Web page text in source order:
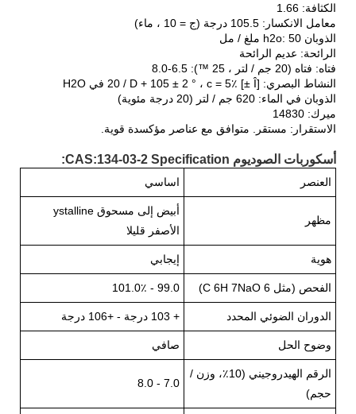
الكثافة: 1.66
معامل الانكسار: 105.5 درجة (ج = 10 ، ماء)
الذوبان h2o: 50 ملغ / مل
الرائحة: عديم الرائحة
فتاه: فتاه (20 جم / لتر ، 25 ™): 6.5-8.0
النشاط البصري: [Î ±] 20 / D + 105 ± 2 ° ، c = 5٪ في H2O
الذوبان في الماء: 620 جم / لتر (20 درجة مئوية)
ميرك: 14830
الاستقرار: مستقر. متوافق مع عناصر مؤكسدة قوية.
أسكوربات الصوديوم CAS:134-03-2 Specification:
العنصر اساسي
مظهر
أبيض إلى مسحوق ystalline
الأصفر قليلا
هوية إيجابي
الفحص (مثل C 6H 7NaO 6) 99.0 - 101.0٪
الدوران الضوئي المحدد + 103 درجة - +106 درجة
وضوح الحل صافي
الرقم الهيدروجيني (10٪، وزن /
حجم)
7.0 - 8.0